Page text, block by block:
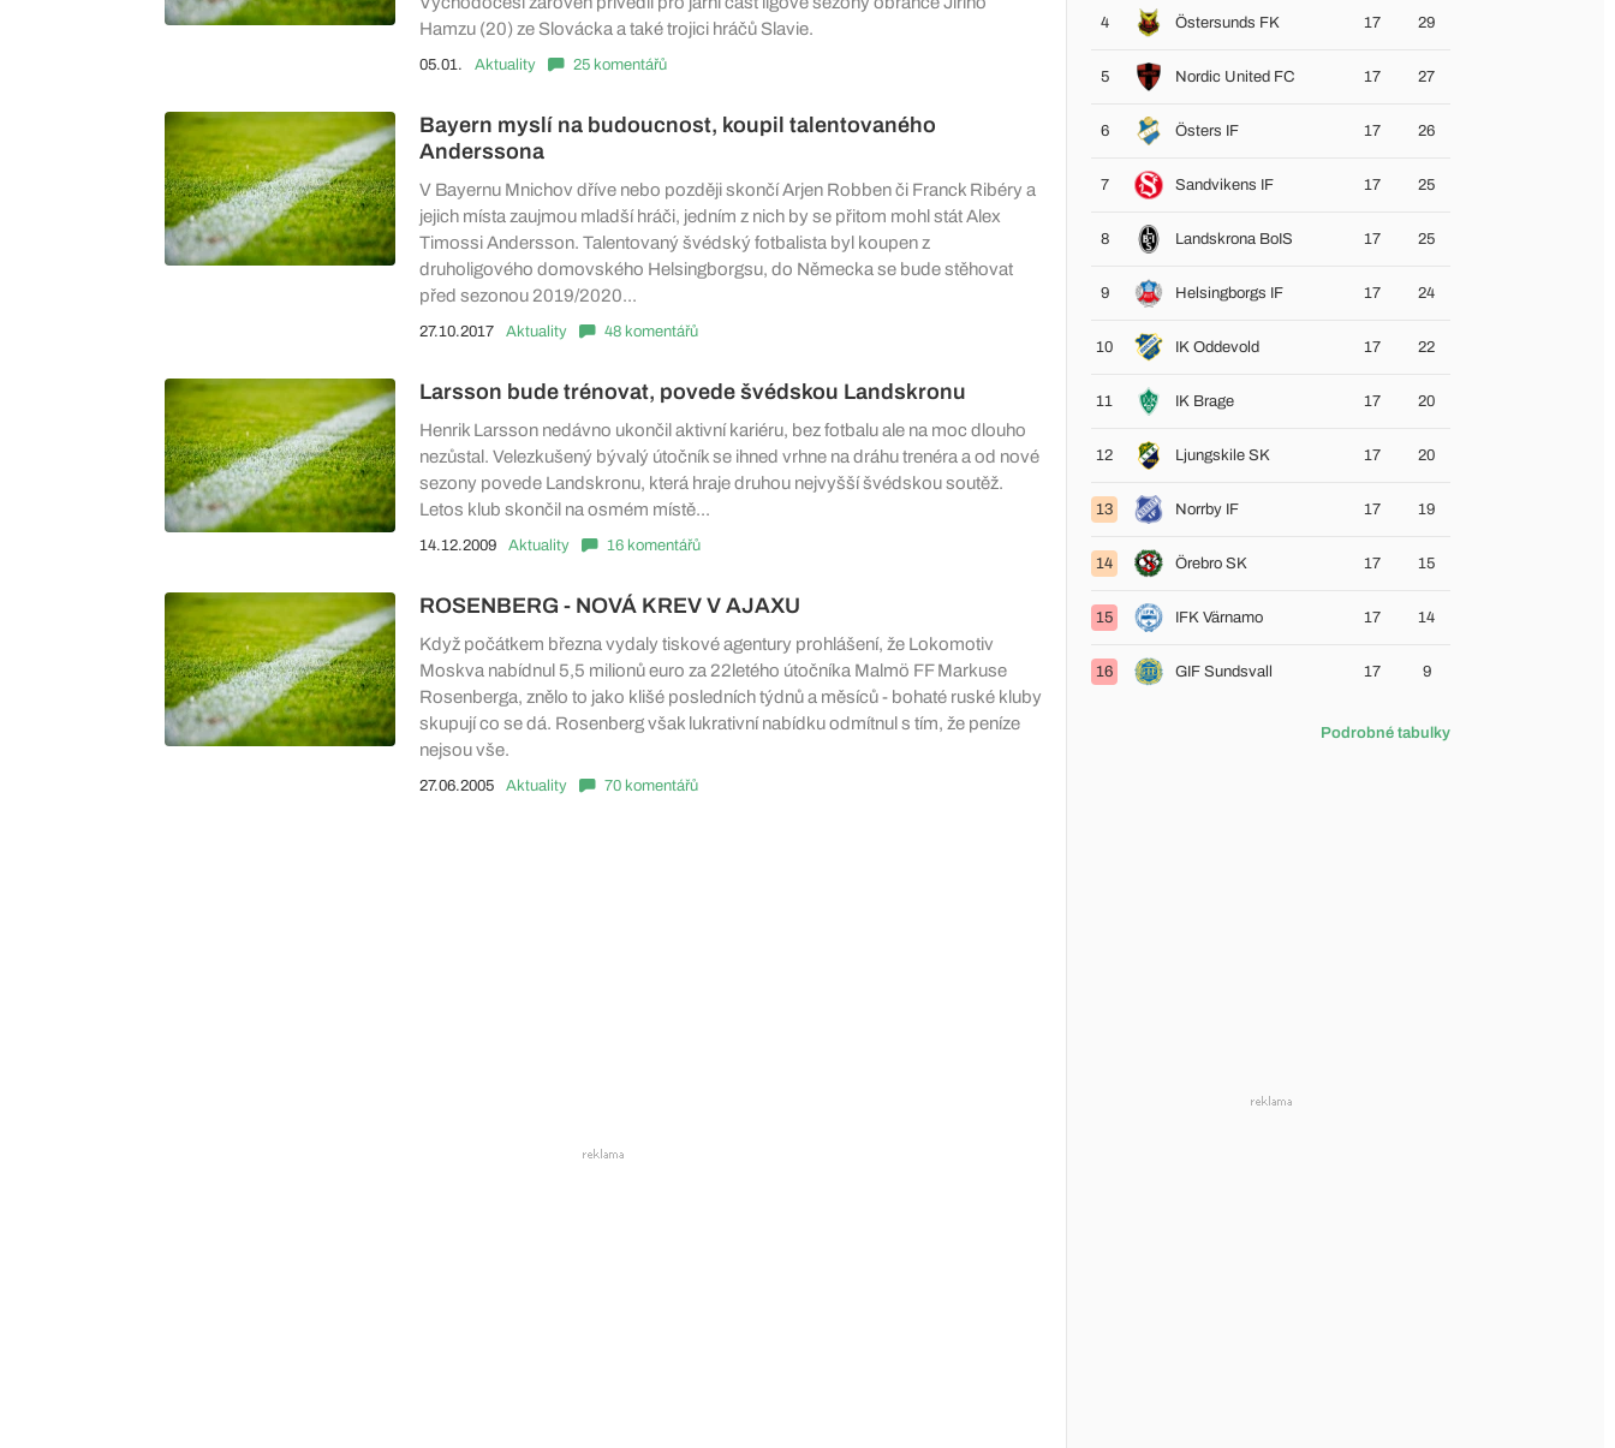
Hamzu (20) ze Slovácka a také trojici hráčů Slavie.
05.01. Aktuality 25 komentářů
Bayern myslí na budoucnost, koupil talentovaného
Anderssona
V Bayernu Mnichov dříve nebo později skončí Arjen Robben či Franck Ribéry a
jejich místa zaujmou mladší hráči, jedním z nich by se přitom mohl stát Alex
Timossi Andersson. Talentovaný švédský fotbalista byl koupen z
druholigového domovského Helsingborgsu, do Německa se bude stěhovat
před sezonou 2019/2020...
27.10.2017 Aktuality 48 komentářů
Larsson bude trénovat, povede švédskou Landskronu
Henrik Larsson nedávno ukončil aktivní kariéru, bez fotbalu ale na moc dlouho
nezůstal. Velezkušený bývalý útočník se ihned vrhne na dráhu trenéra a od nové
sezony povede Landskronu, která hraje druhou nejvyšší švédskou soutěž.
Letos klub skončil na osmém místě...
14.12.2009 Aktuality 16 komentářů
ROSENBERG - NOVÁ KREV V AJAXU
Když počátkem března vydaly tiskové agentury prohlášení, že Lokomotiv
Moskva nabídnul 5,5 milionů euro za 22letého útočníka Malmö FF Markuse
Rosenberga, znělo to jako klišé posledních týdnů a měsíců - bohaté ruské kluby
skupují co se dá. Rosenberg však lukrativní nabídku odmítnul s tím, že peníze
nejsou vše.
27.06.2005 Aktuality 70 komentářů
4 Östersunds FK 17 29
5 Nordic United FC 17 27
6 Östers IF 17 26
7 Sandvikens IF 17 25
8 Landskrona BoIS 17 25
9 Helsingborgs IF 17 24
10 IK Oddevold 17 22
11 IK Brage 17 20
12 Ljungskile SK 17 20
13 Norrby IF 17 19
14 Örebro SK 17 15
15 IFK Värnamo 17 14
16 GIF Sundsvall 17 9
Podrobné tabulky